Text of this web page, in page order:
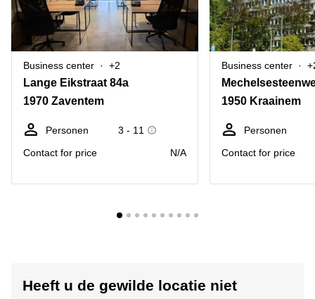
Business center +2
Lange Eikstraat 84a
1970 Zaventem
Personen
3 - 11
Contact for price
N/A
Business center
1950 Kraainem
Personen
Contact for price
Heeft u de gewilde locatie niet